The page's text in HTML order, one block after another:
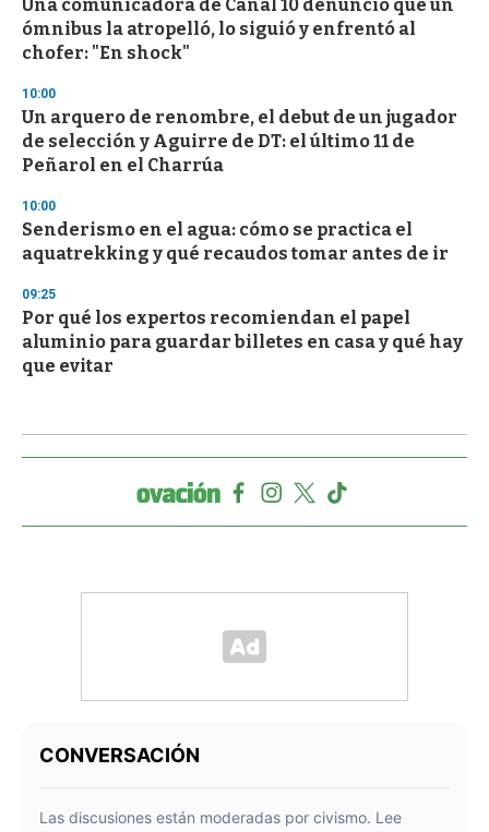
Una comunicadora de Canal 10 denunció que un
ómnibus la atropelló, lo siguió y enfrentó al
chofer: "En shock"
10:00
Un arquero de renombre, el debut de un jugador
de selección y Aguirre de DT: el último 11 de
Peñarol en el Charrúa
10:00
Senderismo en el agua: cómo se practica el
aquatrekking y qué recaudos tomar antes de ir
09:25
Por qué los expertos recomiendan el papel
aluminio para guardar billetes en casa y qué hay
que evitar